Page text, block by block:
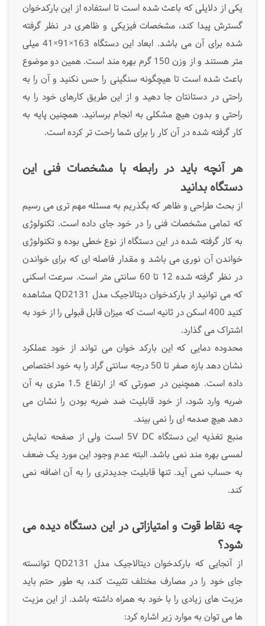
یکی از دلایلی که باعث شده است تا استفاده از این بارکدخوان
گسترش پیدا کند، مشخصات فیزیکی و ظاهری در نظر گرفته
شده برای آن می باشد. ابعاد این دستگاه 163×91×41 میلی
متر هستند و از وزن 150 گرم بهره مند است. همین دو موضوع
باعث شده است تا هیچگونه سنگینی را حس نکنید و آن را به
راحتی در دستانتان جا دهید و از این طریق کارهای خود را به
راحتی و بدون هیچ مشکلی به انجام برسانید. همچنین پایه به
کار گرفته شده در آن کار را برای شما راحت تر کرده است.
هر آنچه باید در رابطه با مشخصات فنی این
دستگاه بدانید
از بحث طراحی و ظاهر که بگذریم به مسئله مهم تری می رسیم
که تمامی مشخصات فنی را در خود جای داده است. تکنولوژی
به کار گرفته شده در این دستگاه از نوع خطی بوده و تکنولوژی
خواندن آن نوری می باشد و مقدار فاصله ای که برای خواندن
در نظر گرفته شده 12 تا 60 سانتی متر است. سرعت اسکنی
که می توانید از بارکدخوان دیتالاجیک مدل QD2131 مشاهده
کنید 400 اسکن در ثانیه است که میزان قابل قبولی را از خود به
اشتراک می گذارد.
محدوده دمایی که این بارکد خوان می تواند از خود عملکرد
نشان دهد بازه صفر تا 50 درجه سانتی گراد را به خود اختصاص
داده است. همچنین در صورتی که از ارتفاع 1.5 متری به آن
ضربه وارد شود، از خود قابلیت ضد ضربه بودن را نشان می
دهد هیچ صدمه ای را نمی بیند.
منبع تغذیه این دستگاه 5V DC است ولی از صفحه نمایش
لمسی بهره مند نمی باشد. البته عدم وجود این مورد یک ضعف
به حساب نمی آید. تنها قابلیت جدیدتری را به آن اضافه نمی
کند.
چه نقاط قوت و امتیازاتی در این دستگاه دیده می
شود؟
از آنجایی که بارکدخوان دیتالاجیک مدل QD2131 توانسته
جای خود را در مصارف مختلف تثبیت کند، به طور حتم باید
مزیت های زیادی را با خود به همراه داشته باشد. از این مزیت
ها می توان به موارد زیر اشاره کرد: